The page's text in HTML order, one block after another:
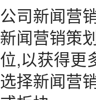
公司新闻营
新闻营销策
位,以获得更
选择新闻营